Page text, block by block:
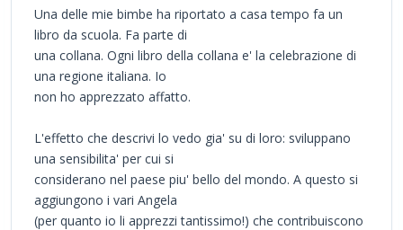
Una delle mie bimbe ha riportato a casa tempo fa un
libro da scuola. Fa parte di
una collana. Ogni libro della collana e' la celebrazione di
una regione italiana. Io
non ho apprezzato affatto.
L'effetto che descrivi lo vedo gia' su di loro: sviluppano
una sensibilita' per cui si
considerano nel paese piu' bello del mondo. A questo si
aggiungono i vari Angela
(per quanto io li apprezzi tantissimo!) che contribuiscono